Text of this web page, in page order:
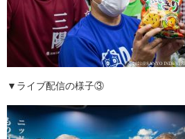
▼ライブ配信の様子③